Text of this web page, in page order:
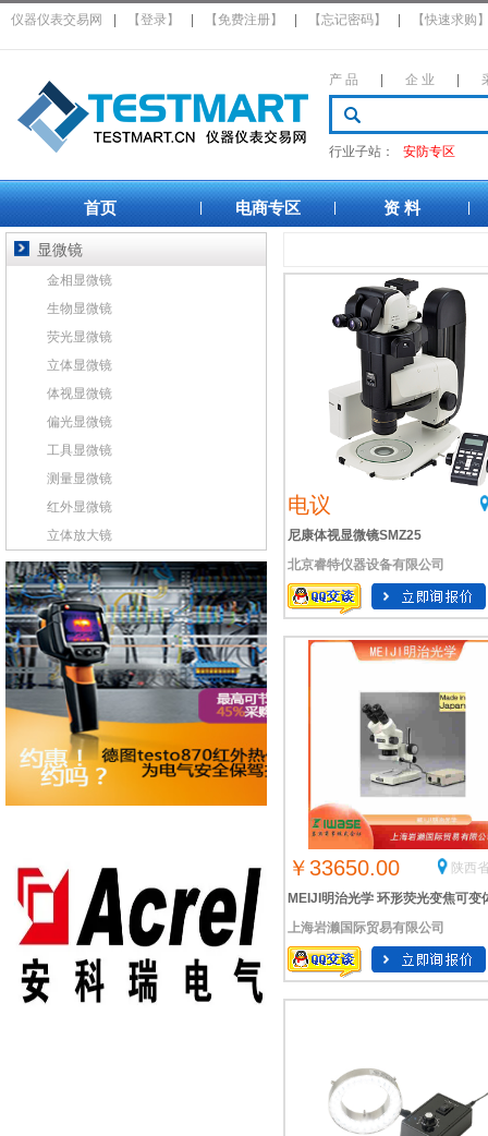
仪器仪表交易网 【登录】 【免费注册】 【忘记密码】 【快速求购
产 品 企 业
行业子站： 安防专区
首页 电商专区 资 料
电议
尼康体视显微镜SMZ25
北京睿特仪器设备有限公司
￥33650.00
陕西
MEIJI明治光学 环形荧光变焦可变
显微镜 EMZ-10HP/10/305
上海岩濑国际贸易有限公司
显微镜
金相显微镜
生物显微镜
荧光显微镜
立体显微镜
体视显微镜
偏光显微镜
工具显微镜
测量显微镜
红外显微镜
立体放大镜